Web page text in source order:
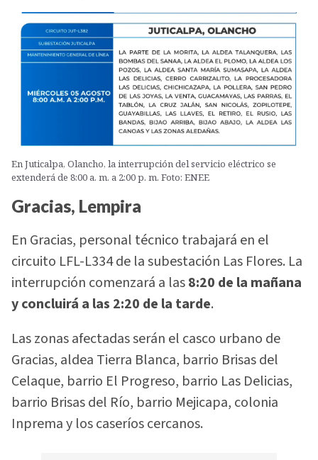
En Juticalpa, Olancho, la interrupción del servicio eléctrico se
extenderá de 8:00 a. m. a 2:00 p. m. Foto: ENEE
Gracias, Lempira
En Gracias, personal técnico trabajará en el
circuito LFL-L334 de la subestación Las Flores. La
interrupción comenzará a las8:20 de la mañana
y concluirá a las 2:20 de la tarde.
Las zonas afectadas serán el casco urbano de
Gracias, aldea Tierra Blanca, barrio Brisas del
Celaque, barrio El Progreso, barrio Las Delicias,
barrio Brisas del Río, barrio Mejicapa, colonia
Inprema y los caseríos cercanos.